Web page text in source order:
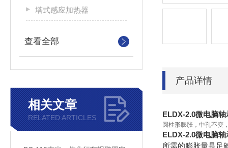
塔式感应加热器
查看全部
相关文章
RELATED ARTICLES
产品详情
ELDX-2.0微电脑
圆柱形膨胀，中孔不变
ELDX-2.0微电脑
所需的膨胀量是足